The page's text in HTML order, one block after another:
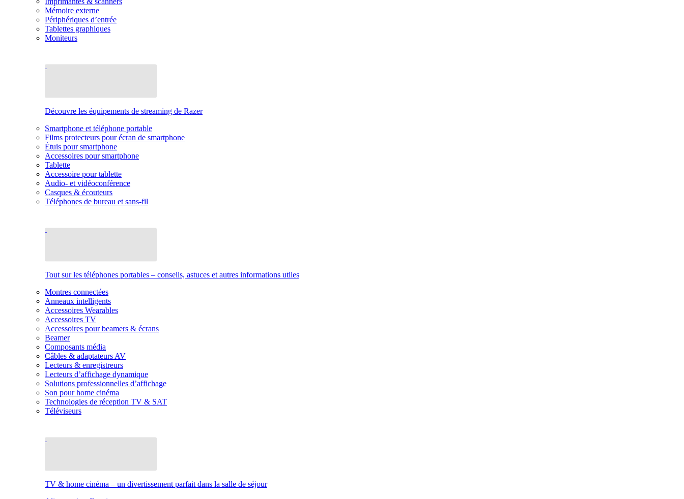
Mémoire externe
Périphériques d’entrée
Tablettes graphiques
Moniteurs
Découvre les équipements de streaming de Razer
Smartphone et téléphone portable
Films protecteurs pour écran de smartphone
Étuis pour smartphone
Accessoires pour smartphone
Tablette
Accessoire pour tablette
Audio- et vidéoconférence
Casques & écouteurs
Téléphones de bureau et sans-fil
Tout sur les téléphones portables – conseils, astuces et autres informations utiles
Montres connectées
Anneaux intelligents
Accessoires Wearables
Accessoires TV
Accessoires pour beamers & écrans
Beamer
Composants média
Câbles & adaptateurs AV
Lecteurs & enregistreurs
Lecteurs d’affichage dynamique
Solutions professionnelles d’affichage
Son pour home cinéma
Technologies de réception TV & SAT
Téléviseurs
TV & home cinéma – un divertissement parfait dans la salle de séjour